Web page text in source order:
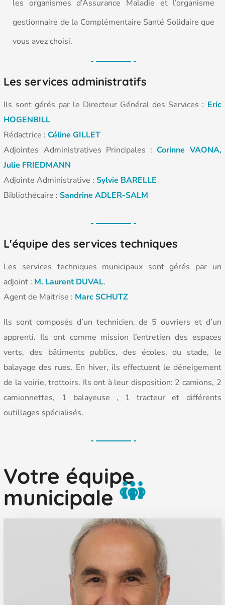
les organismes d’Assurance Maladie et l’organisme
gestionnaire de la Complémentaire Santé Solidaire que
vous avez choisi.
Les services administratifs
Ils sont gérés par le Directeur Général des Services : Eric
HOGENBILL
Rédactrice :Céline GILLET
Adjointes Administratives Principales :Corinne VAONA,
Julie FRIEDMANN
Adjointe Administrative :Sylvie BARELLE
Bibliothécaire :Sandrine ADLER-SALM
L'équipe des services techniques
Les services techniques municipaux sont gérés par un
adjoint : M. Laurent DUVAL.
Agent de Maitrise : Marc SCHUTZ
Ils sont composés d’un technicien, de 5 ouvriers et d’un
apprenti. Ils ont comme mission l’entretien des espaces
verts, des bâtiments publics, des écoles, du stade, le
balayage des rues. En hiver, ils effectuent le déneigement
de la voirie, trottoirs. Ils ont à leur disposition: 2 camions, 2
camionnettes, 1 balayeuse , 1 tracteur et différents
outillages spécialisés.
Votre équipe
municipale